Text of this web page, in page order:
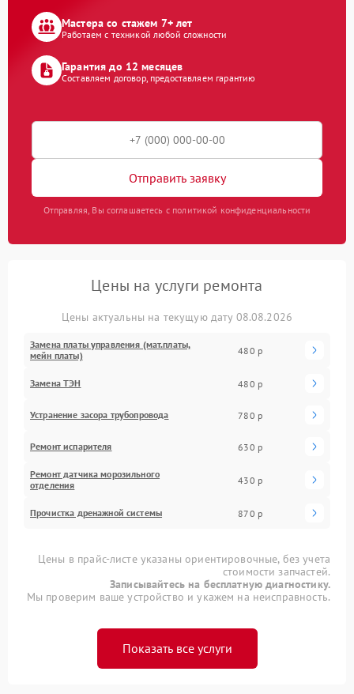
Мастера со стажем 7+ лет
Работаем с техникой любой сложности
Гарантия до 12 месяцев
Составляем договор, предоставляем гарантию
Отправить заявку
Отправляя, Вы соглашаетесь с политикой конфиденциальности
Цены на услуги ремонта
Цены актуальны на текущую дату 08.08.2026
Замена платы управления (мат.платы,
мейн платы)
480 р
Замена ТЭН 480 р
Устранение засора трубопровода 780 р
Ремонт испарителя 630 р
Ремонт датчика морозильного
отделения
430 р
Прочистка дренажной системы 870 р
Цены в прайс-листе указаны ориентировочные, без учета
стоимости запчастей.
Записывайтесь на бесплатную диагностику.
Мы проверим ваше устройство и укажем на неисправность.
Показать все услуги